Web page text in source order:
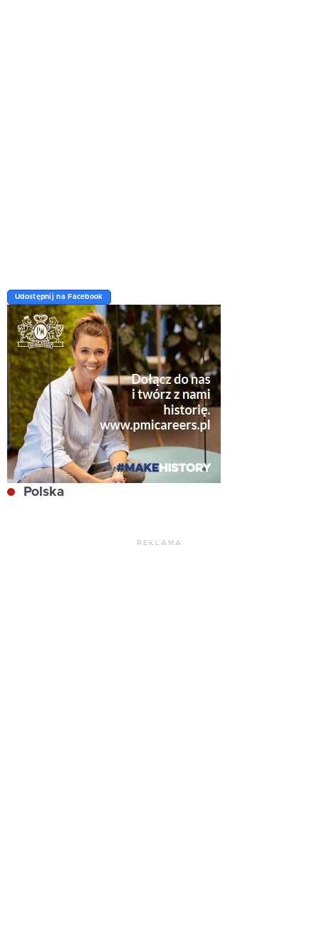
Udostępnij na Facebook
Polska
REKLAMA